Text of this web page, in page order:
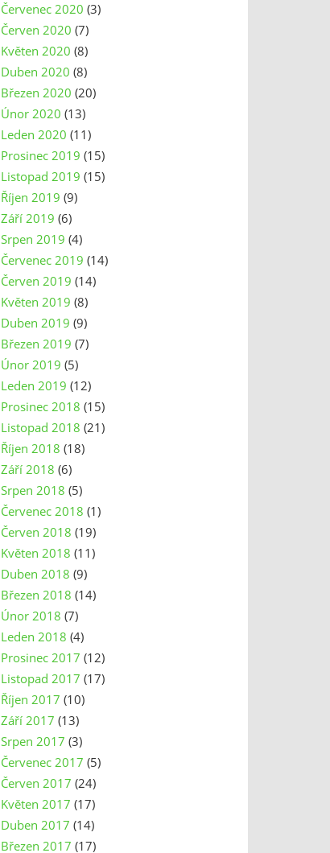
Červenec 2020 (3)
Červen 2020 (7)
Květen 2020 (8)
Duben 2020 (8)
Březen 2020 (20)
Únor 2020 (13)
Leden 2020 (11)
Prosinec 2019 (15)
Listopad 2019 (15)
Říjen 2019 (9)
Září 2019 (6)
Srpen 2019 (4)
Červenec 2019 (14)
Červen 2019 (14)
Květen 2019 (8)
Duben 2019 (9)
Březen 2019 (7)
Únor 2019 (5)
Leden 2019 (12)
Prosinec 2018 (15)
Listopad 2018 (21)
Říjen 2018 (18)
Září 2018 (6)
Srpen 2018 (5)
Červenec 2018 (1)
Červen 2018 (19)
Květen 2018 (11)
Duben 2018 (9)
Březen 2018 (14)
Únor 2018 (7)
Leden 2018 (4)
Prosinec 2017 (12)
Listopad 2017 (17)
Říjen 2017 (10)
Září 2017 (13)
Srpen 2017 (3)
Červenec 2017 (5)
Červen 2017 (24)
Květen 2017 (17)
Duben 2017 (14)
Březen 2017 (17)